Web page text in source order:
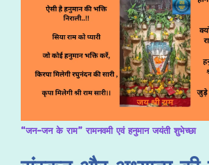
“जन-जन के राम” रामनवमी एवं हनुमान जयंती शुभेच्छा